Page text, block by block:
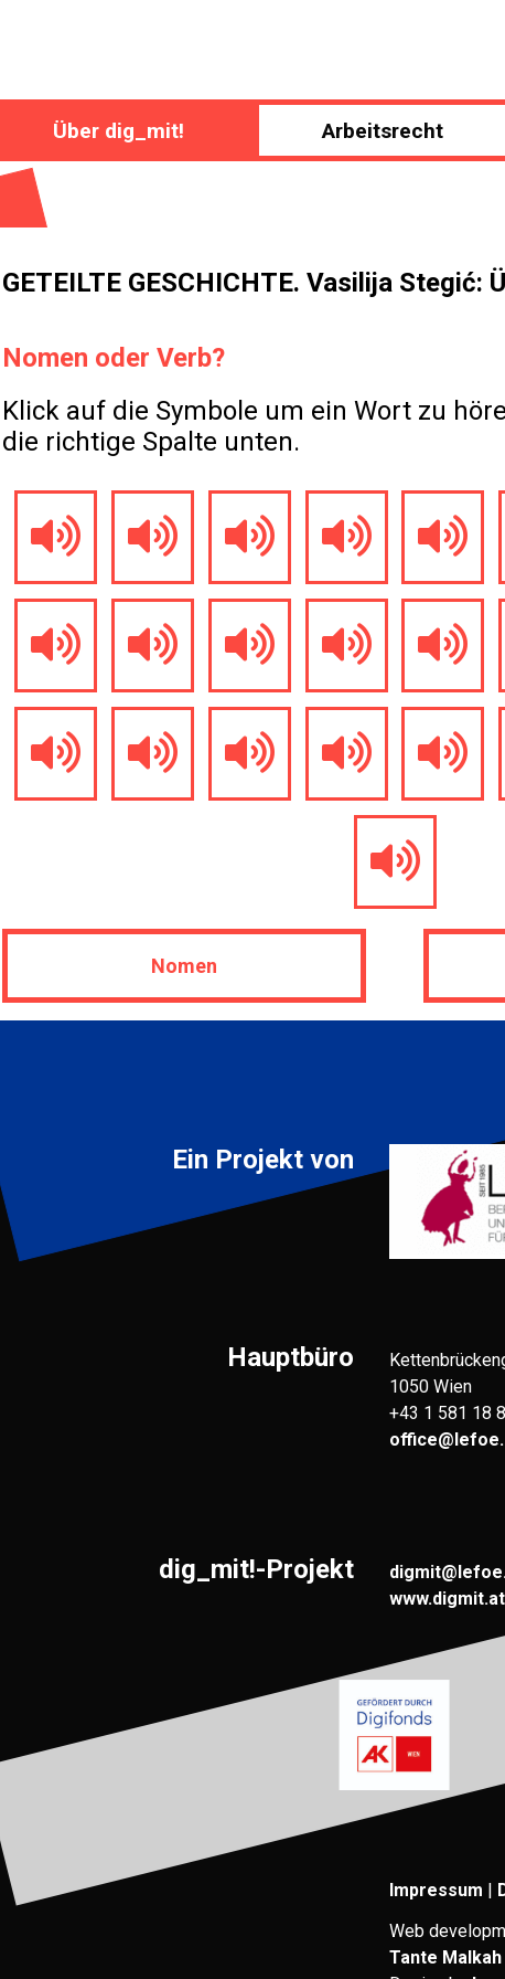
Über dig_mit! Arbeitsrecht
GETEILTE GESCHICHTE. Vasilija Stegić:
Nomen oder Verb?
Klick auf die Symbole um ein Wort zu
die richtige Spalte unten.
Nomen
Ein Projekt von
Hauptbüro
1050 Wien
+43 1 581 18
dig_mit!-Projekt
www.digmit.at
Impressum |
Web
Tante Malkah